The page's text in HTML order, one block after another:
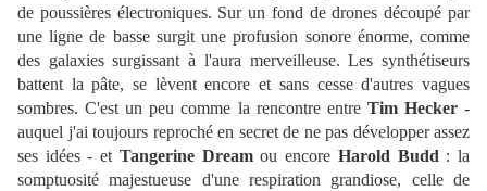
de poussières électroniques. Sur un fond de drones découpé par
une ligne de basse surgit une profusion sonore énorme, comme
des galaxies surgissant à l'aura merveilleuse. Les synthétiseurs
battent la pâte, se lèvent encore et sans cesse d'autres vagues
sombres. C'est un peu comme la rencontre entre Tim Hecker-
auquel j'ai toujours reproché en secret de ne pas développer assez
ses idées - et Tangerine Dreamou encore Harold Budd : la
somptuosité majestueuse d'une respiration grandiose, celle de